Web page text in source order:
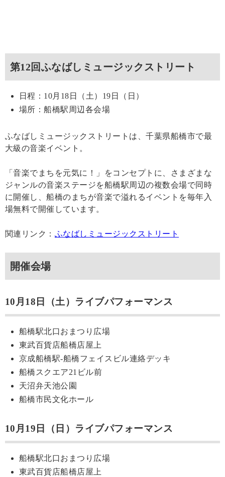
第12回ふなばしミュージックストリート
日程：10月18日（土）19日（日）
場所：船橋駅周辺各会場
ふなばしミュージックストリートは、千葉県船橋市で最
大級の音楽イベント。
「音楽でまちを元気に！」をコンセプトに、さまざまな
ジャンルの音楽ステージを船橋駅周辺の複数会場で同時
に開催し、船橋のまちが音楽で溢れるイベントを毎年入
場無料で開催しています。
関連リンク： ふなばしミュージックストリート
開催会場
10月18日（土）ライブパフォーマンス
船橋駅北口おまつり広場
東武百貨店船橋店屋上
京成船橋駅-船橋フェイスビル連絡デッキ
船橋スクエア21ビル前
天沼弁天池公園
船橋市民文化ホール
10月19日（日）ライブパフォーマンス
船橋駅北口おまつり広場
東武百貨店船橋店屋上